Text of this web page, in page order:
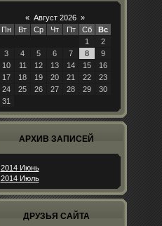
« Август 2026 »
Пн
Вт Ср Чт Пт Сб
Вс
1
2
3
4 5 6 7 8
9
10
11 12 13 14 15
16
17
18 19 20 21 22
23
24
25 26 27 28 29
30
31
АРХИВ ЗАПИСЕЙ
2014 Июнь
2014 Июль
ДРУЗЬЯ САЙТА